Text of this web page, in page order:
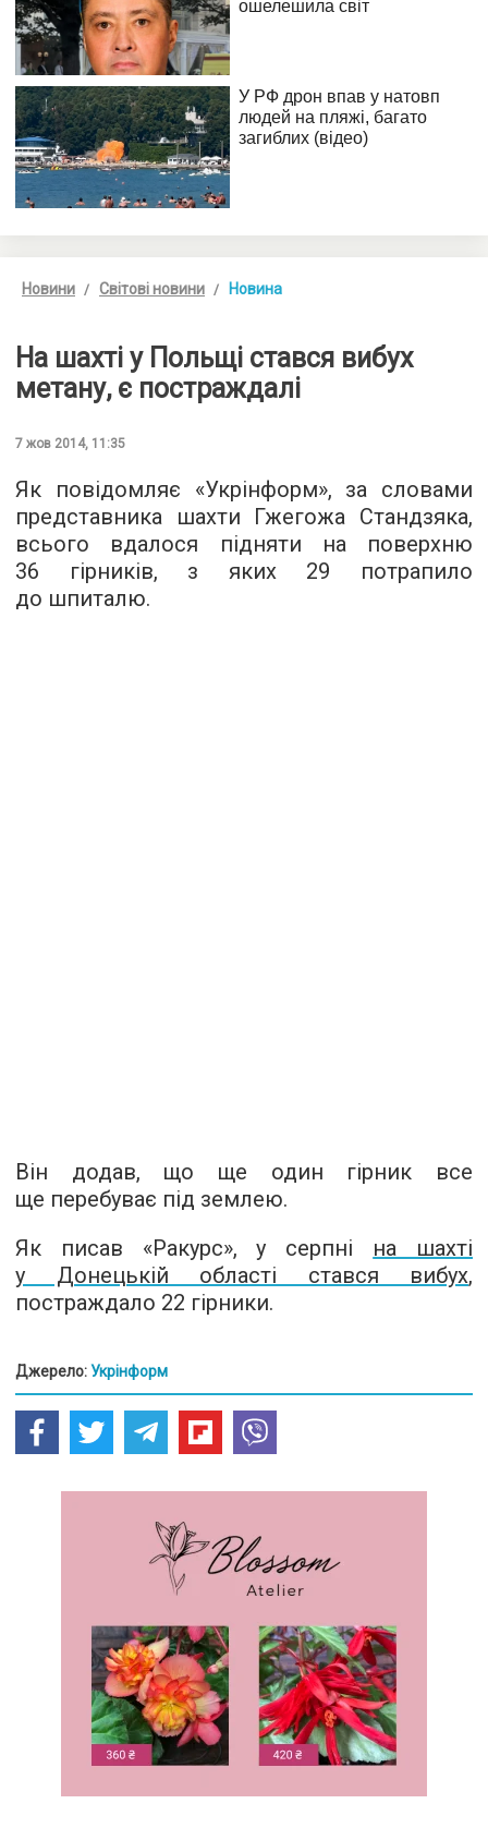
Новини Світові новини Новина
На шахті у Польщі стався вибух
метану, є постраждалі
7 жов 2014, 11:35
Як повідомляє «Укрінформ», за словами
представника шахти Гжегожа Стандзяка,
всього вдалося підняти на поверхню
36 гірників, з яких 29 потрапило
до шпиталю.
Він додав, що ще один гірник все
ще перебуває під землею.
Як писав «Ракурс», у серпні на шахті
у Донецькій області стався вибух,
постраждало 22 гірники.
Джерело:Укрінформ